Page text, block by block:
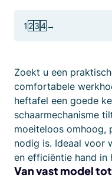
1 234→
Zoekt u een
comfortabele
heftafel een goede
schaarmechanisme
moeiteloos omhoog,
nodig is. Ideaal voor
en efficiëntie hand in
Van vast model